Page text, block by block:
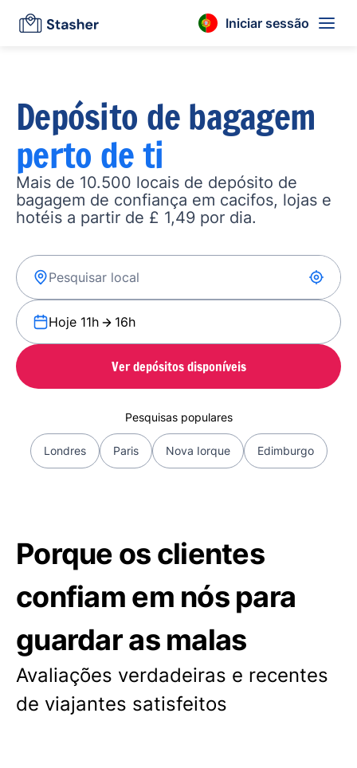
Iniciar sessão
Depósito de bagagem
perto de ti
Mais de 10.500 locais de depósito de
bagagem de confiança em cacifos, lojas e
hotéis a partir de £ 1,49 por dia.
Hoje 11h 16h
Ver depósitos disponíveis
Pesquisas populares
Londres Paris Nova Iorque Edimburgo
Porque os clientes
confiam em nós para
guardar as malas
Avaliações verdadeiras e recentes
de viajantes satisfeitos